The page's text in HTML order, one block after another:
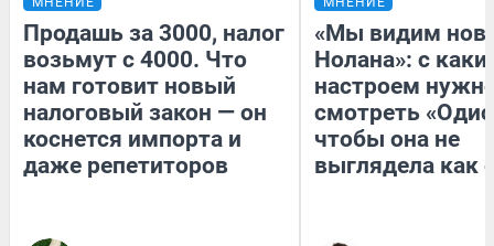
Продашь за 3000, налог
возьмут с 4000. Что
нам готовит новый
налоговый закон — он
коснется импорта и
даже репетиторов
«Мы видим
Нолана»: с
настроем
смотреть
чтобы она не
выглядела как